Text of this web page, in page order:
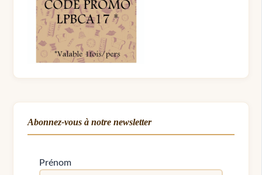
Abonnez-vous à notre newsletter
Prénom